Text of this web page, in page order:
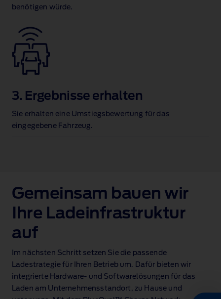
benötigen würde.
3. Ergebnisse erhalten
Sie erhalten eine Umstiegsbewertung für das
eingegebene Fahrzeug.
Gemeinsam bauen wir
Ihre Ladeinfrastruktur
auf​
Im nächsten Schritt setzen Sie die passende
Ladestrategie für Ihren Betrieb um. Dafür bieten wir
integrierte Hardware‑ und Softwarelösungen für das
Laden am Unternehmensstandort, zu Hause und